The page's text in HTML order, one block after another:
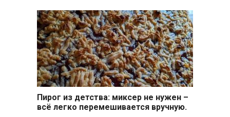
Выпечка
Пирог из детства: миксер не нужен –
всё легко перемешивается вручную.